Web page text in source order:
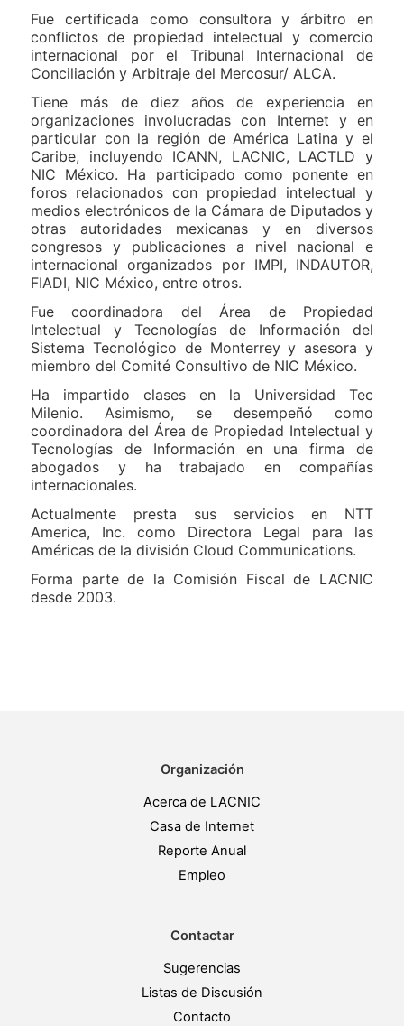
Fue certificada como consultora y árbitro en
conflictos de propiedad intelectual y comercio
internacional por el Tribunal Internacional de
Conciliación y Arbitraje del Mercosur/ ALCA.
Tiene más de diez años de experiencia en
organizaciones involucradas con Internet y en
particular con la región de América Latina y el
Caribe, incluyendo ICANN, LACNIC, LACTLD y
NIC México. Ha participado como ponente en
foros relacionados con propiedad intelectual y
medios electrónicos de la Cámara de Diputados y
otras autoridades mexicanas y en diversos
congresos y publicaciones a nivel nacional e
internacional organizados por IMPI, INDAUTOR,
FIADI, NIC México, entre otros.
Fue coordinadora del Área de Propiedad
Intelectual y Tecnologías de Información del
Sistema Tecnológico de Monterrey y asesora y
miembro del Comité Consultivo de NIC México.
Ha impartido clases en la Universidad Tec
Milenio. Asimismo, se desempeñó como
coordinadora del Área de Propiedad Intelectual y
Tecnologías de Información en una firma de
abogados y ha trabajado en compañías
internacionales.
Actualmente presta sus servicios en NTT
America, Inc. como Directora Legal para las
Américas de la división Cloud Communications.
Forma parte de la Comisión Fiscal de LACNIC
desde 2003.
Organización
Acerca de LACNIC
Casa de Internet
Reporte Anual
Empleo
Contactar
Sugerencias
Listas de Discusión
Contacto